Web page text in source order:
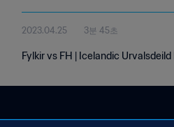
2023.04.25 3분 45초
Fylkir vs FH | Icelandic